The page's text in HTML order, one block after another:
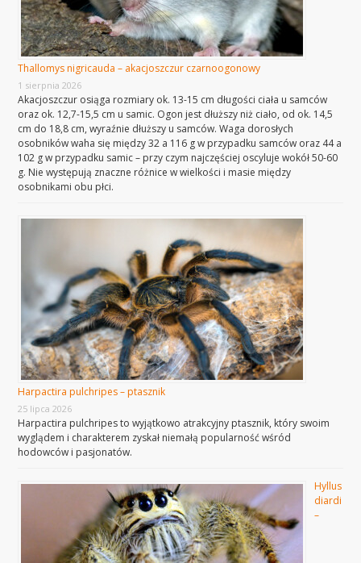
Thallomys nigricauda – akacjoszczur czarnoogonowy
1 sierpnia 2026
Akacjoszczur osiąga rozmiary ok. 13-15 cm długości ciała u samców
oraz ok. 12,7-15,5 cm u samic. Ogon jest dłuższy niż ciało, od ok. 14,5
cm do 18,8 cm, wyraźnie dłuższy u samców. Waga dorosłych
osobników waha się między 32 a 116 g w przypadku samców oraz 44 a
102 g w przypadku samic – przy czym najczęściej oscyluje wokół 50-60
g. Nie występują znaczne różnice w wielkości i masie między
osobnikami obu płci.
Harpactira pulchripes – ptasznik
25 lipca 2026
Harpactira pulchripes to wyjątkowo atrakcyjny ptasznik, który swoim
wyglądem i charakterem zyskał niemałą popularność wśród
hodowców i pasjonatów.
Hyllus
diardi
–